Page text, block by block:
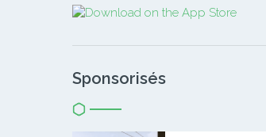
Sponsorisés